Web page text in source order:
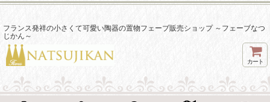
フランス発祥の小さくて可愛い陶器の置物フェーブ販売ショップ ～フェーブなつ
じかん～
カート